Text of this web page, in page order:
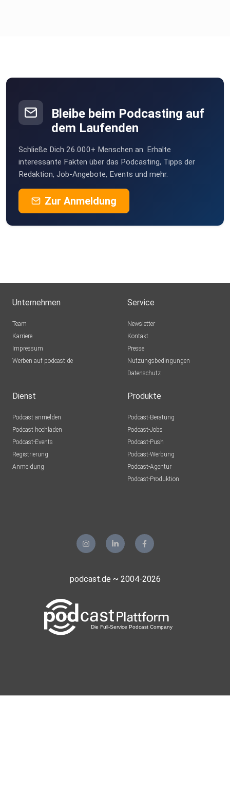
Bleibe beim Podcasting auf
dem Laufenden
Schließe Dich 26.000+ Menschen an. Erhalte
interessante Fakten über das Podcasting, Tipps der
Redaktion, Job-Angebote, Events und mehr.
Zur Anmeldung
Unternehmen
Team
Karriere
Impressum
Werben auf podcast.de
Service
Newsletter
Kontakt
Presse
Nutzungsbedingungen
Datenschutz
Dienst
Podcast anmelden
Podcast hochladen
Podcast-Events
Registrierung
Anmeldung
Produkte
Podcast-Beratung
Podcast-Jobs
Podcast-Push
Podcast-Werbung
Podcast-Agentur
Podcast-Produktion
podcast.de ~ 2004-2026